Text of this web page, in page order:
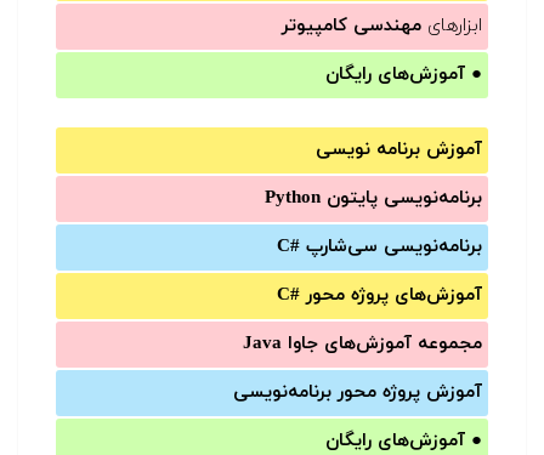
ابزارهای مهندسی کامپیوتر
● آموزش‌های رایگان
آموزش برنامه نویسی
برنامه‌نویسی پایتون Python
برنامه‌‌نویسی سی‌شارپ C#‎
آموزش‌های پروژه محور #C
مجموعه آموزش‌های جاوا Java
آموزش‌ پروژه محور برنامه‌نویسی
● آموزش‌های رایگان